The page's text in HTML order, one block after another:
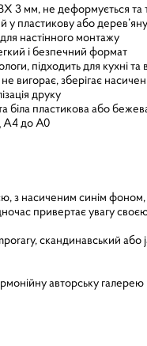
3 мм, не деформується та
у пластикову або
настінного монтажу
і безпечний формат
підходить для кухні та
вигорає, зберігає
друку
біла пластикова або
A4 до A0
з насиченим синім
привертає увагу
скандинавський
авторську галерею